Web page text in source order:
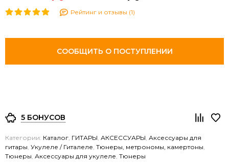
Рейтинг и отзывы (1)
СООБЩИТЬ О ПОСТУПЛЕНИИ
5 БОНУСОВ
Категории: Каталог, ГИТАРЫ, АКСЕССУАРЫ, Аксессуары для
гитары, Укулеле / Гиталеле, Тюнеры, метрономы, камертоны,
Тюнеры, Аксессуары для укулеле, Тюнеры